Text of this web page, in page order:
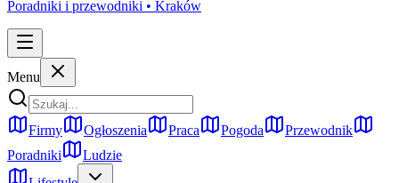
Poradniki i przewodniki • Kraków
Menu
Firmy Ogłoszenia Praca Pogoda
Przewodnik
Poradniki
Ludzie